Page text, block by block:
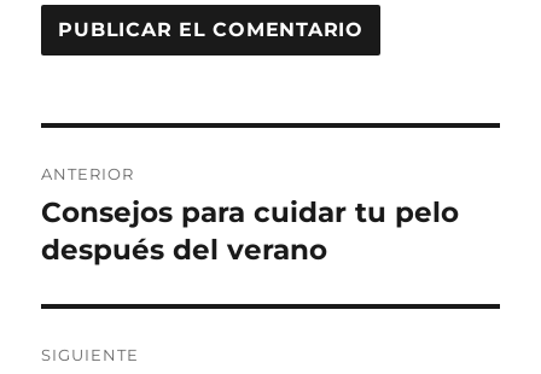
de
entradas
ANTERIOR
Entrada
anterior:
Consejos para cuidar tu pelo
después del verano
SIGUIENTE